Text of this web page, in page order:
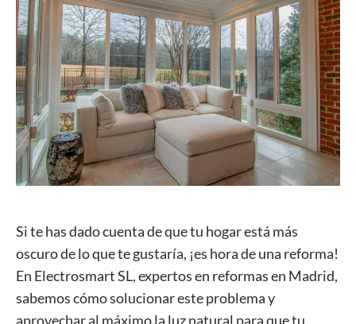
Si te has dado cuenta de que tu hogar está más
oscuro de lo que te gustaría, ¡es hora de una reforma!
En Electrosmart SL, expertos en reformas en Madrid,
sabemos cómo solucionar este problema y
aprovechar al máximo la luz natural para que tu